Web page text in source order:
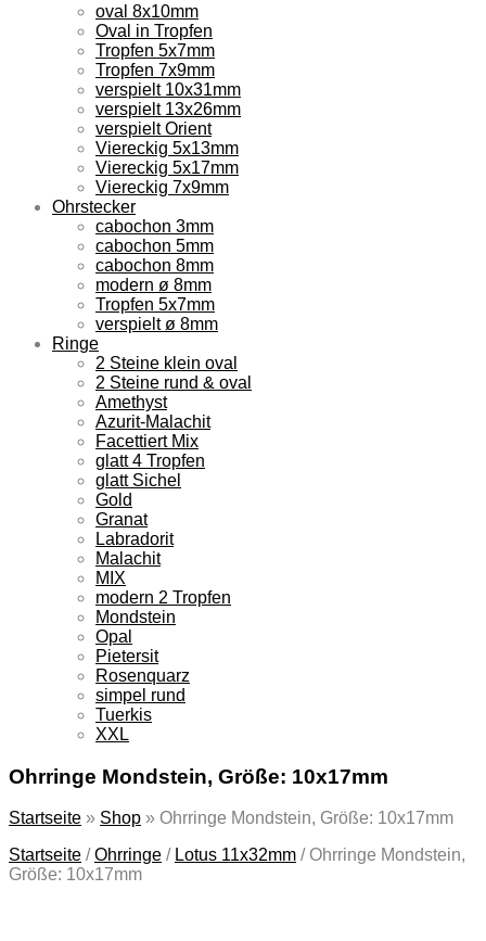
oval 8x10mm
Oval in Tropfen
Tropfen 5x7mm
Tropfen 7x9mm
verspielt 10x31mm
verspielt 13x26mm
verspielt Orient
Viereckig 5x13mm
Viereckig 5x17mm
Viereckig 7x9mm
Ohrstecker
cabochon 3mm
cabochon 5mm
cabochon 8mm
modern ø 8mm
Tropfen 5x7mm
verspielt ø 8mm
Ringe
2 Steine klein oval
2 Steine rund & oval
Amethyst
Azurit-Malachit
Facettiert Mix
glatt 4 Tropfen
glatt Sichel
Gold
Granat
Labradorit
Malachit
MIX
modern 2 Tropfen
Mondstein
Opal
Pietersit
Rosenquarz
simpel rund
Tuerkis
XXL
Ohrringe Mondstein, Größe: 10x17mm
Startseite » Shop » Ohrringe Mondstein, Größe: 10x17mm
Startseite /Ohrringe / Lotus 11x32mm /Ohrringe Mondstein,
Größe: 10x17mm